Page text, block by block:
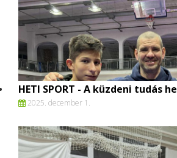
HETI SPORT - A küzdeni tudás
2025. december 1.